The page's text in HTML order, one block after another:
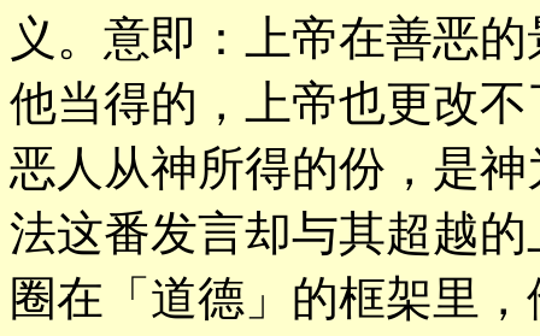
义。意即：上帝在善恶
他当得的，上帝也更改
恶人从神所得的份，是
法这番发言却与其超越
圈在「道德」的框架里